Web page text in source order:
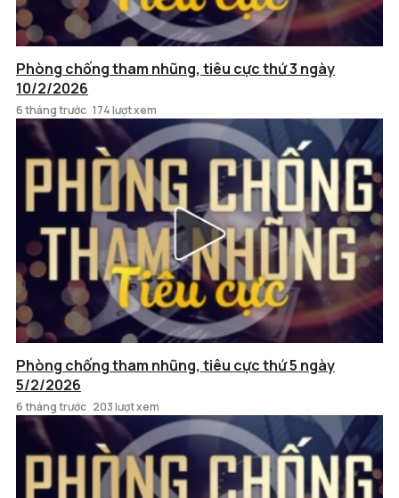
Phòng chống tham nhũng, tiêu cực thứ 3 ngày
10/2/2026
6 tháng trước 174 lượt xem
Phòng chống tham nhũng, tiêu cực thứ 5 ngày
5/2/2026
6 tháng trước 203 lượt xem